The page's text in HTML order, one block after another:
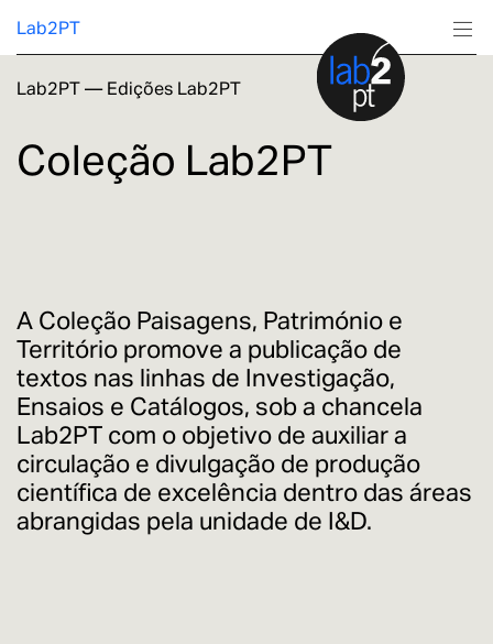
Lab2PT
Investigação
Formação
Lab2PT— Edições Lab2PT
Coleção Lab2PT
A Coleção Paisagens, Património e
Território promove a publicação de
textos nas linhas de Investigação,
Ensaios e Catálogos, sob a chancela
Lab2PT com o objetivo de auxiliar a
circulação e divulgação de produção
científica de excelência dentro das áreas
abrangidas pela unidade de I&D.